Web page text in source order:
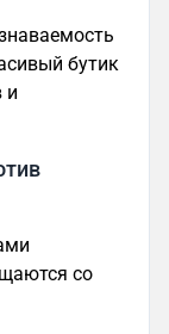
бутик
и
со